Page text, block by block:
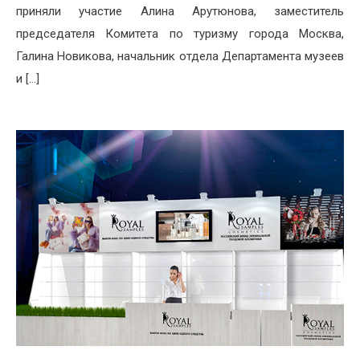
приняли участие Алина Арутюнова, заместитель
председателя Комитета по туризму города Москва,
Галина Новикова, начальник отдела Департамента музеев
и […]